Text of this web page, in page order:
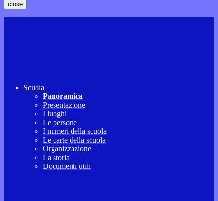
close
Scuola
Panoramica
Presentazione
I luoghi
Le persone
I numeri della scuola
Le carte della scuola
Organizzazione
La storia
Documenti utili